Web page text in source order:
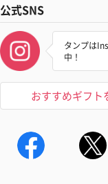
公式SNS
タンプは
中！
おすすめギフト